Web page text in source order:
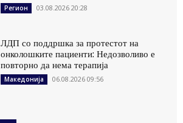
Регион 03.08.2026 20:28
ЛДП со поддршка за протестот на
онколошките пациенти: Недозволиво е
повторно да нема терапија
Македонија 06.08.2026 09:56